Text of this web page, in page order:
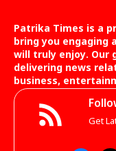
Patrika Times is a
bring you
will truly enjoy. Our
delivering news
business,
Get